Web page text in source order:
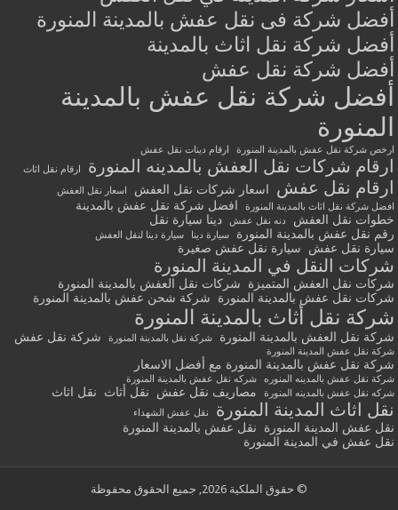
أفضل شركة فى نقل عفش بالمدينة المنورة
أفضل شركة نقل اثاث بالمدينة
أفضل شركة نقل عفش
أفضل شركة نقل عفش بالمدينة
المنورة
ارخص شركة نقل عفش بالمدينة المنورة ارقام دينات نقل عفش
ارقام شركات نقل العفش بالمدينه المنورة ارقام نقل اثاث
ارقام نقل عفش اسعار شركات نقل العفش
اسعار نقل العفش
افضل شركة نقل اثاث بالمدينة المنورة
افضل شركة نقل عفش بالمدينة
خطوات نقل العفش
دنه نقل عفش
دينا سيارة نقل
رقم نقل عفش بالمدينة المنورة
سيارة دينا سيارة دينا لنقل العفش
سيارة نقل عفش سيارة نقل عفش صغيرة
شركات النقل في المدينة المنورة
شركات نقل العفش المتميزة
شركات نقل العفش بالمدينة المنورة
شركات نقل عفش بالمدينة المنورة
شركة شحن عفش بالمدينة المنورة
شركة نقل أثاث بالمدينة المنورة
شركة نقل العفش بالمدينة المنورة شركة نقل بالمدينة المنورة شركة نقل عفش
شركة نقل عفش المدينة المنورة
شركة نقل عفش بالمدينة المنورة مع أفضل الاسعار
شركة نقل عفش بالمدينه المنوره
شركه نقل عفش بالمدينة المنورة
شركه نقل عفش بالمدينه المنورة
مصاريف نقل عفش نقل أثاث نقل اثاث
نقل اثاث المدينة المنورة نقل عفش الشهداء
نقل عفش المدينة المنورة
نقل عفش بالمدينة المنورة
نقل عفش في المدينة المنورة
© حقوق الملكية 2026, جميع الحقوق محفوظة